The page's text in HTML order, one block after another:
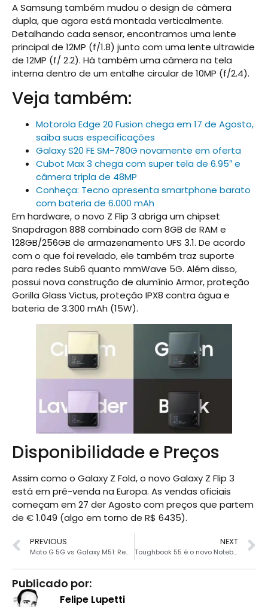
A Samsung também mudou o design de câmera
dupla, que agora está montada verticalmente.
Detalhando cada sensor, encontramos uma lente
principal de 12MP (f/1.8) junto com uma lente ultrawide
de 12MP (f/ 2.2). Há também uma câmera na tela
interna dentro de um entalhe circular de 10MP (f/2.4).
Veja também:
Motorola Edge 20 Fusion chega em 17 de Agosto,
saiba suas especificações
Galaxy S20 FE SM-780G novamente em oferta
Cubot Max 3 chega com super tela de 6.95″ e
câmera tripla de 48MP
Conheça: Tecno apresenta smartphone barato
com bateria de 6.000 mAh
Em hardware, o novo Z Flip 3 abriga um chipset
Snapdragon 888 combinado com 8GB de RAM e
128GB/256GB de armazenamento UFS 3.1. De acordo
com o que foi revelado, ele também traz suporte
para redes Sub6 quanto mmWave 5G. Além disso,
possui nova construção de alumínio Armor, proteção
Gorilla Glass Victus, proteção IPX8 contra água e
bateria de 3.300 mAh (15W).
Disponibilidade e Preços
Assim como o Galaxy Z Fold, o novo Galaxy Z Flip 3
está em pré-venda na Europa. As vendas oficiais
começam em 27 der Agosto com preços que partem
de € 1.049 (algo em torno de R$ 6435).
PREVIOUS
Moto G 5G vs Galaxy M51: Rede móvel mais rápida ou mais bateria?
NEXT
Toughbook 55 é o novo Notebook da Panasonic com certificação militar
Publicado por:
Felipe Lupetti